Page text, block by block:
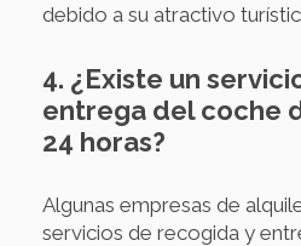
debido a su atractivo
4. ¿Existe un
entrega del coche
24 horas?
Algunas empresas de
servicios de recogida y